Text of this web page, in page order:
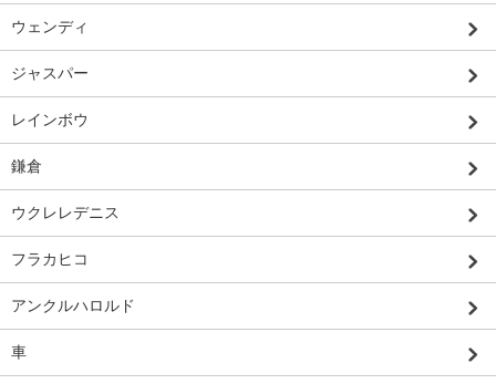
ウェンディ
ジャスパー
レインボウ
鎌倉
ウクレレデニス
フラカヒコ
アンクルハロルド
車